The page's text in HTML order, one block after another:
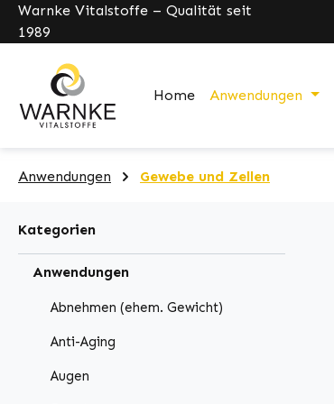
Zur Hauptnavigation springen
Warnke Vitalstoffe – Qualität seit
1989
Home Anwendungen
Anwendungen Gewebe und Zellen
Kategorien
Anwendungen
Abnehmen (ehem. Gewicht)
Anti-Aging
Augen